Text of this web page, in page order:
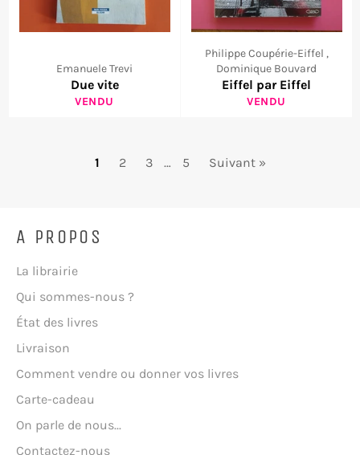
Emanuele Trevi
Due vite
VENDU
Philippe Coupérie-Eiffel ,
Dominique Bouvard
Eiffel par Eiffel
VENDU
1 2 3 … 5 Suivant »
A PROPOS
La librairie
Qui sommes-nous ?
État des livres
Livraison
Comment vendre ou donner vos livres
Carte-cadeau
On parle de nous...
Contactez-nous